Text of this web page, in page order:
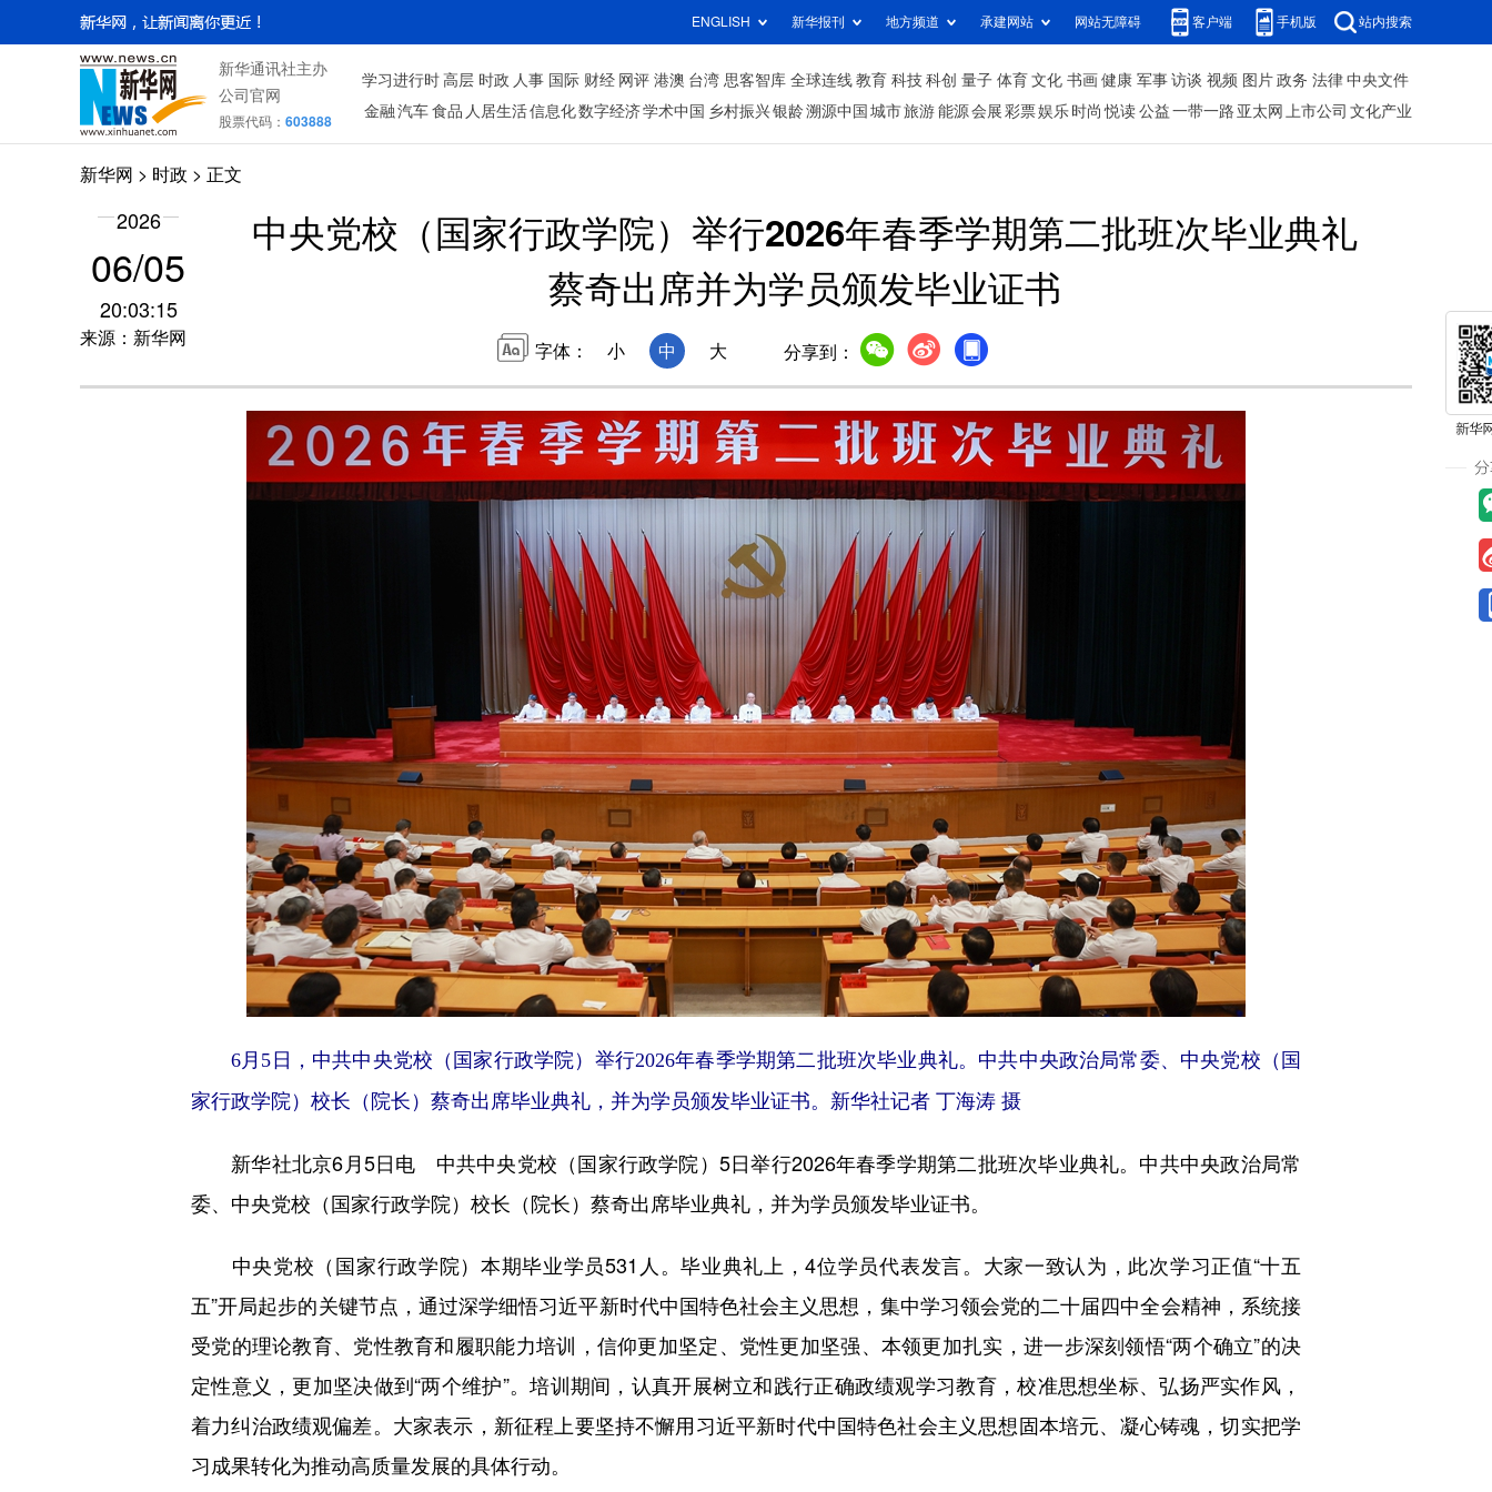
ENGLISH 新华报刊 地方频道 承建网站 网站无障碍 客户端 手机版 站内搜索
新华通讯社主办
公司官网
股票代码： 603888
学习进行时 高层 时政 人事 国际 财经 网评 港澳 台湾 思客智库 全球连线 教育 科技 科创 量子 体育 文化 书画 健康 军事 访谈 视频 图片 政务 法律 中央文件
金融 汽车 食品 人居生活信息化数字经济学术中国 乡村振兴银龄溯源中国 城市旅游 能源 会展 彩票娱乐 时尚 悦读 公益 一带一路 亚太网 上市公司 文化产业
新华网 > 时政 > 正文
2026
06/05
20:03:15
来源：新华网
中央党校（国家行政学院）举行2026年春季学期第二批班次毕业典礼
蔡奇出席并为学员颁发毕业证书
字体： 小 中 大 分享到：
6月5日，中共中央党校（国家行政学院）举行2026年春季学期第二批班次毕业典礼。中共中央政治局常委、中央党校（国
家行政学院）校长（院长）蔡奇出席毕业典礼，并为学员颁发毕业证书。新华社记者 丁海涛 摄
新华社北京6月5日电 中共中央党校（国家行政学院）5日举行2026年春季学期第二批班次毕业典礼。中共中央政治局常
委、中央党校（国家行政学院）校长（院长）蔡奇出席毕业典礼，并为学员颁发毕业证书。
中央党校（国家行政学院）本期毕业学员531人。毕业典礼上，4位学员代表发言。大家一致认为，此次学习正值“十五
五”开局起步的关键节点，通过深学细悟习近平新时代中国特色社会主义思想，集中学习领会党的二十届四中全会精神，系统接
受党的理论教育、党性教育和履职能力培训，信仰更加坚定、党性更加坚强、本领更加扎实，进一步深刻领悟“两个确立”的决
定性意义，更加坚决做到“两个维护”。培训期间，认真开展树立和践行正确政绩观学习教育，校准思想坐标、弘扬严实作风，
着力纠治政绩观偏差。大家表示，新征程上要坚持不懈用习近平新时代中国特色社会主义思想固本培元、凝心铸魂，切实把学
习成果转化为推动高质量发展的具体行动。